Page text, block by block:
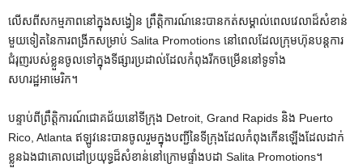
លើសពីសកម្មភាពនៅក្នុងសង្វៀន ព្រឹត្តិការណ៍នេះបានកត់សម្គាល់ពេលវេលាដ៏សំខាន់
មួយទៀតនៃការពង្រីកសម្រាប់ Salita Promotions នៅពេលដែលក្រុមហ៊ុនបន្តការ
ជំរុញរបស់ខ្លួនចូលទៅក្នុងទីផ្សារប្រដាល់ដែលកំពុងរីកចម្រើននៅទូទាំង
សហរដ្ឋអាមេរិក។
បន្ទាប់ពីព្រឹត្តិការណ៍ជោគជ័យនៅទីក្រុង Detroit, Grand Rapids និង Puerto
Rico, Atlanta ឥឡូវនេះបានចូលរួមក្នុងបញ្ជីនៃទីក្រុងដែលកំពុងកើនឡើងដែលដាក់
ខ្លួនឯងជាគោលដៅប្រយុទ្ធដ៏សំខាន់នៅក្រោមផ្ទាំងបដា Salita Promotions។